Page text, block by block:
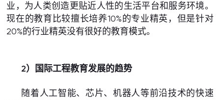
业，为人类创造更贴近人性的生活平台和服务环境。
现在的教育比较擅长培养10%的专业精英，但是针对
20%的行业精英没有很好的教育模式。
2）国际工程教育发展的趋势
随着人工智能、芯片、机器人等前沿技术的快速